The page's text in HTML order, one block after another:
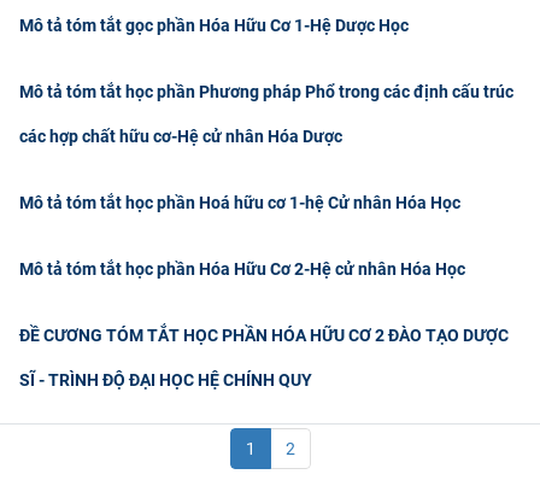
Mô tả tóm tắt gọc phần Hóa Hữu Cơ 1-Hệ Dược Học
Mô tả tóm tắt học phần Phương pháp Phổ trong các định cấu trúc
các hợp chất hữu cơ-Hệ cử nhân Hóa Dược
Mô tả tóm tắt học phần Hoá hữu cơ 1-hệ Cử nhân Hóa Học
Mô tả tóm tắt học phần Hóa Hữu Cơ 2-Hệ cử nhân Hóa Học
ĐỀ CƯƠNG TÓM TẮT HỌC PHẦN HÓA HỮU CƠ 2 ĐÀO TẠO DƯỢC
SĨ - TRÌNH ĐỘ ĐẠI HỌC HỆ CHÍNH QUY
1 2